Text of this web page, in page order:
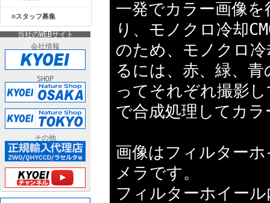
スタッフ募集
当社のWEBサイト
会社情報
SHOP
その他
一発でカラー画像を
り、モノクロ冷却
のため、モノクロ冷
るには、赤、緑、
ってそれぞれ撮影
で合成処理してカ
画像はフィルターホ
メラです。
フィルターホイー